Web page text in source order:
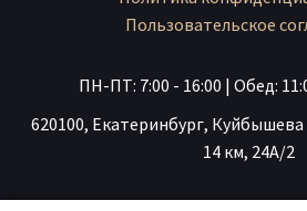
Пользовательское
ПН-ПТ: 7:00 - 16:00 | Обед:
620100, Екатеринбург,
14 км, 24А/2